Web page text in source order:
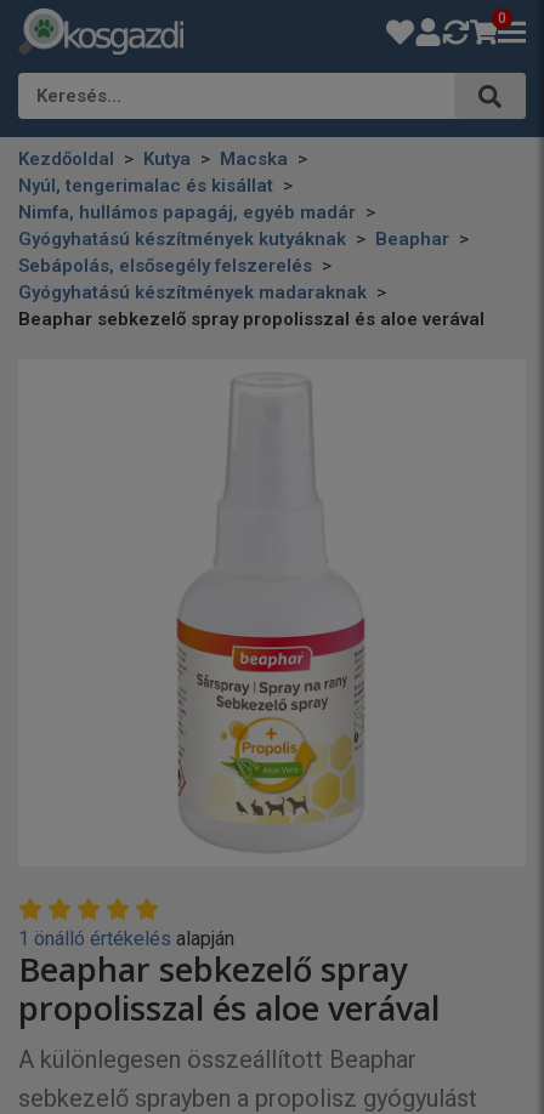
0
Keresés…
Kezdőoldal Kutya
Macska
Nyúl, tengerimalac és kisállat
Nimfa, hullámos papagáj, egyéb madár
Gyógyhatású készítmények kutyáknak
Beaphar
Sebápolás, elsősegély felszerelés
Gyógyhatású készítmények madaraknak
Beaphar sebkezelő spray propolisszal és aloe verával
1 önálló értékelés alapján
Beaphar sebkezelő spray
propolisszal és aloe verával
A különlegesen összeállított Beaphar
sebkezelő sprayben a propolisz gyógyulást